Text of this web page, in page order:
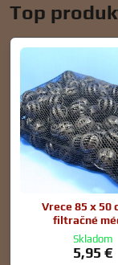
Top
Vrece 85 x 50
filtračné
Skladom
5,95 €